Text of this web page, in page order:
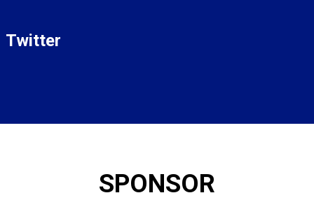
Twitter
SPONSOR